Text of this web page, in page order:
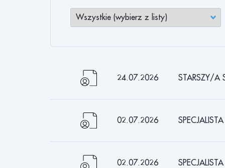
94
24.07.2026 STARSZY/A
02.07.2026
02.07.2026